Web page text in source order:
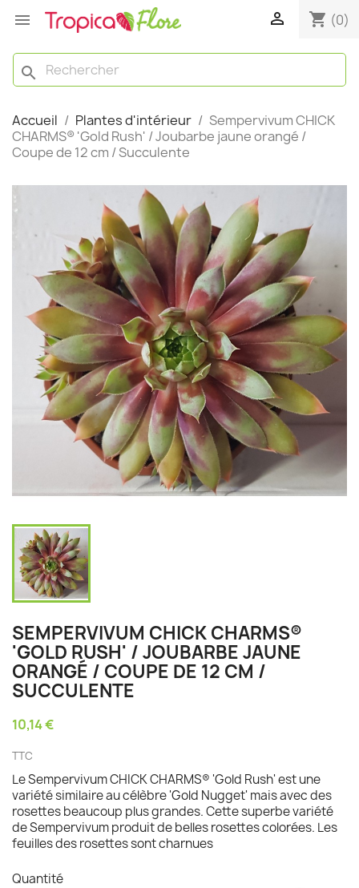
  shopping_cart (0)
search
Accueil Plantes d'intérieur
Sempervivum CHICK
CHARMS® 'Gold Rush' / Joubarbe jaune orangé /
Coupe de 12 cm / Succulente
SEMPERVIVUM CHICK CHARMS®
'GOLD RUSH' / JOUBARBE JAUNE
ORANGÉ / COUPE DE 12 CM /
SUCCULENTE
10,14 €
TTC
Le Sempervivum CHICK CHARMS® 'Gold Rush' est une
variété similaire au célèbre 'Gold Nugget' mais avec des
rosettes beaucoup plus grandes. Cette superbe variété
de Sempervivum produit de belles rosettes colorées. Les
feuilles des rosettes sont charnues
Quantité